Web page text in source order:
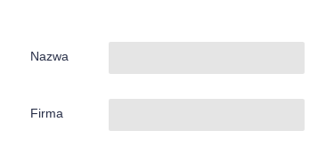
Nazwa
Firma